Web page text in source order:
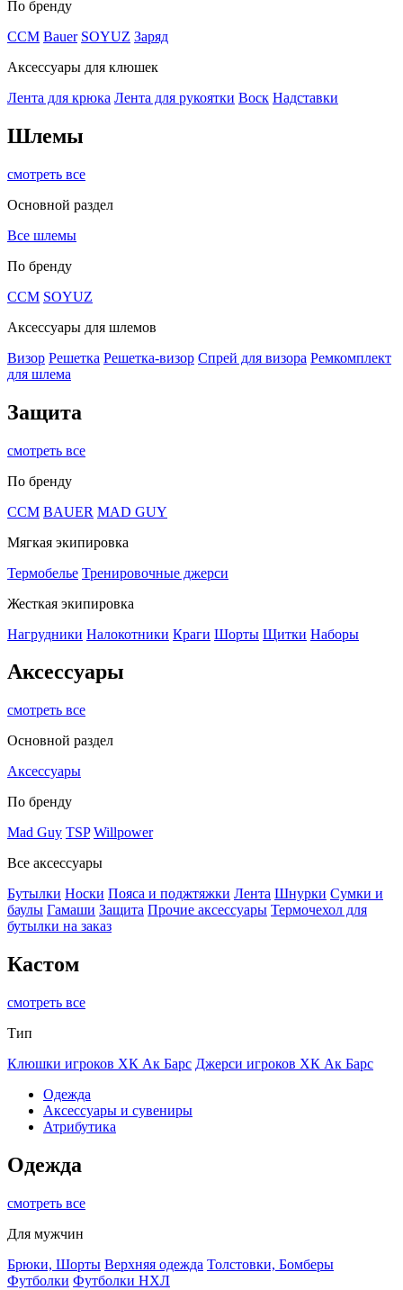
По бренду
CCM Bauer SOYUZ Заряд
Аксессуары для клюшек
Лента для крюка Лента для рукоятки Воск Надставки
Шлемы
смотреть все
Основной раздел
Все шлемы
По бренду
CCM SOYUZ
Аксессуары для шлемов
Визор Решетка Решетка-визор Спрей для визора Ремкомплект
для шлема
Защита
смотреть все
По бренду
CCM BAUER MAD GUY
Мягкая экипировка
Термобелье Тренировочные джерси
Жесткая экипировка
Нагрудники Налокотники Краги Шорты Щитки Наборы
Аксессуары
смотреть все
Основной раздел
Аксессуары
По бренду
Mad Guy TSP Willpower
Все аксессуары
Бутылки Носки Пояса и поджтяжки Лента Шнурки Сумки и
баулы Гамаши Защита Прочие аксессуары Термочехол для
бутылки на заказ
Кастом
смотреть все
Тип
Клюшки игроков ХК Ак Барс Джерси игроков ХК Ак Барс
Одежда
Аксессуары и сувениры
Атрибутика
Одежда
смотреть все
Для мужчин
Брюки, Шорты Верхняя одежда Толстовки, Бомберы
Футболки Футболки НХЛ